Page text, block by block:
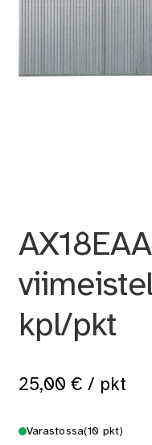
kpl/pkt
25,00 € / pkt
Varastossa(10 pkt)